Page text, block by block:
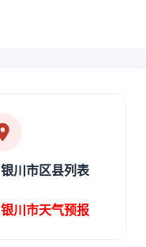
银川市区县列表
银川市天气预报